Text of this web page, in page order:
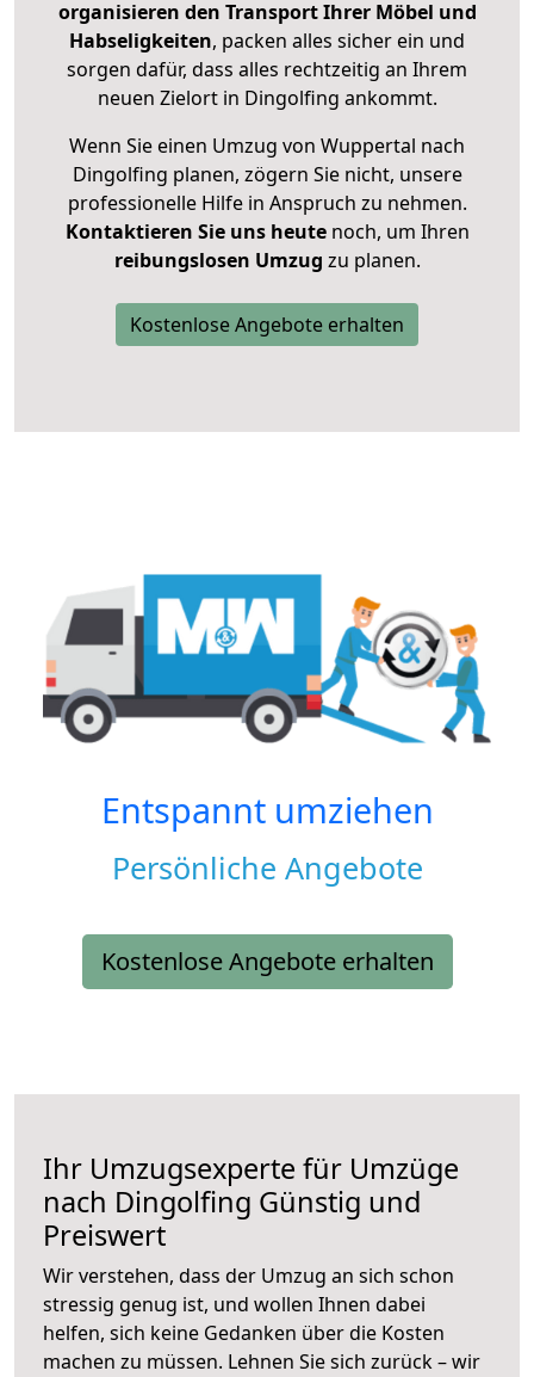
organisieren den Transport Ihrer Möbel und
Habseligkeiten, packen alles sicher ein und
sorgen dafür, dass alles rechtzeitig an Ihrem
neuen Zielort in Dingolfing ankommt.
Wenn Sie einen Umzug von Wuppertal nach
Dingolfing planen, zögern Sie nicht, unsere
professionelle Hilfe in Anspruch zu nehmen.
Kontaktieren Sie uns heutenoch, um Ihren
reibungslosen Umzug zu planen.
Kostenlose Angebote erhalten
Entspannt umziehen
Persönliche Angebote
Kostenlose Angebote erhalten
Ihr Umzugsexperte für Umzüge
nach Dingolfing Günstig und
Preiswert
Wir verstehen, dass der Umzug an sich schon
stressig genug ist, und wollen Ihnen dabei
helfen, sich keine Gedanken über die Kosten
machen zu müssen. Lehnen Sie sich zurück – wir